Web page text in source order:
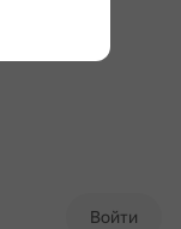
Войти